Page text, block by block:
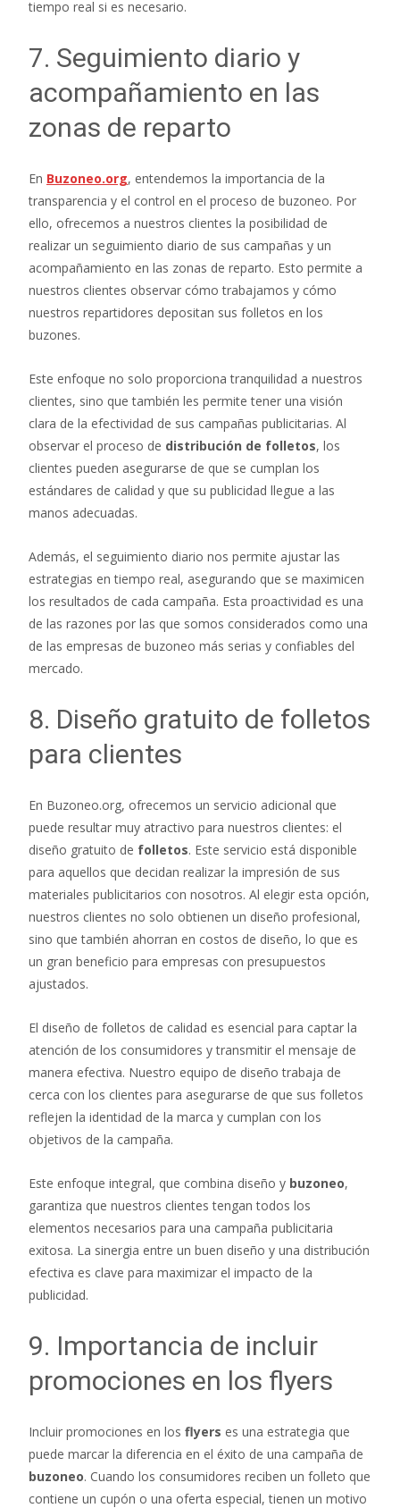
tiempo real si es necesario.
7. Seguimiento diario y
acompañamiento en las
zonas de reparto
En Buzoneo.org, entendemos la importancia de la
transparencia y el control en el proceso de buzoneo. Por
ello, ofrecemos a nuestros clientes la posibilidad de
realizar un seguimiento diario de sus campañas y un
acompañamiento en las zonas de reparto. Esto permite a
nuestros clientes observar cómo trabajamos y cómo
nuestros repartidores depositan sus folletos en los
buzones.
Este enfoque no solo proporciona tranquilidad a nuestros
clientes, sino que también les permite tener una visión
clara de la efectividad de sus campañas publicitarias. Al
observar el proceso de distribución de folletos, los
clientes pueden asegurarse de que se cumplan los
estándares de calidad y que su publicidad llegue a las
manos adecuadas.
Además, el seguimiento diario nos permite ajustar las
estrategias en tiempo real, asegurando que se maximicen
los resultados de cada campaña. Esta proactividad es una
de las razones por las que somos considerados como una
de las empresas de buzoneo más serias y confiables del
mercado.
8. Diseño gratuito de folletos
para clientes
En Buzoneo.org, ofrecemos un servicio adicional que
puede resultar muy atractivo para nuestros clientes: el
diseño gratuito de folletos. Este servicio está disponible
para aquellos que decidan realizar la impresión de sus
materiales publicitarios con nosotros. Al elegir esta opción,
nuestros clientes no solo obtienen un diseño profesional,
sino que también ahorran en costos de diseño, lo que es
un gran beneficio para empresas con presupuestos
ajustados.
El diseño de folletos de calidad es esencial para captar la
atención de los consumidores y transmitir el mensaje de
manera efectiva. Nuestro equipo de diseño trabaja de
cerca con los clientes para asegurarse de que sus folletos
reflejen la identidad de la marca y cumplan con los
objetivos de la campaña.
Este enfoque integral, que combina diseño y buzoneo,
garantiza que nuestros clientes tengan todos los
elementos necesarios para una campaña publicitaria
exitosa. La sinergia entre un buen diseño y una distribución
efectiva es clave para maximizar el impacto de la
publicidad.
9. Importancia de incluir
promociones en los flyers
Incluir promociones en los flyers es una estrategia que
puede marcar la diferencia en el éxito de una campaña de
buzoneo. Cuando los consumidores reciben un folleto que
contiene un cupón o una oferta especial, tienen un motivo